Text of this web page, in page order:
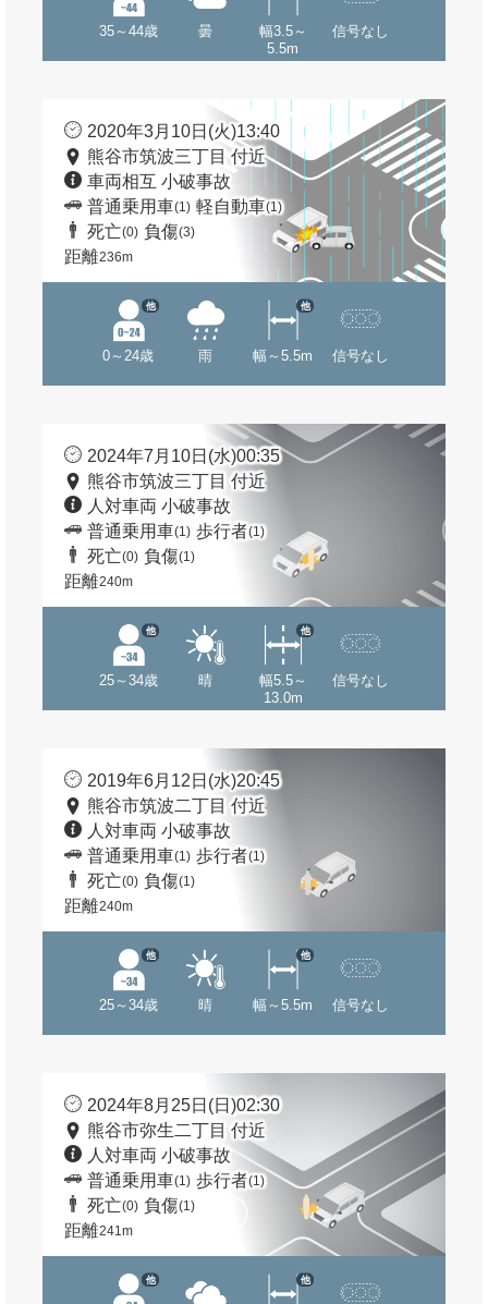
35～44歳 曇
幅3.5～
5.5m
信号なし
2020年3月10日(火)13:40
熊谷市筑波三丁目 付近
車両相互 小破事故
普通乗用車(1) 軽自動車(1)
死亡(0) 負傷(3)
距離236m
0～24歳
他
雨 幅～5.5m
他
信号なし
2024年7月10日(水)00:35
熊谷市筑波三丁目 付近
人対車両 小破事故
普通乗用車(1) 歩行者(1)
死亡(0) 負傷(1)
距離240m
25～34歳
他
晴
幅5.5～
13.0m
他
信号なし
2019年6月12日(水)20:45
熊谷市筑波二丁目 付近
人対車両 小破事故
普通乗用車(1) 歩行者(1)
死亡(0) 負傷(1)
距離240m
25～34歳
他
晴 幅～5.5m
他
信号なし
2024年8月25日(日)02:30
熊谷市弥生二丁目 付近
人対車両 小破事故
普通乗用車(1) 歩行者(1)
死亡(0) 負傷(1)
距離241m
他 他